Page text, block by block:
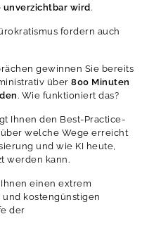
wird.
fordern auch
gewinnen Sie bereits
über 800 Minuten
. Wie funktioniert das?
Ihnen den Best-Practice-
welche Wege erreicht
und wie KI heute,
werden kann.
einen extrem
kostengünstigen
der